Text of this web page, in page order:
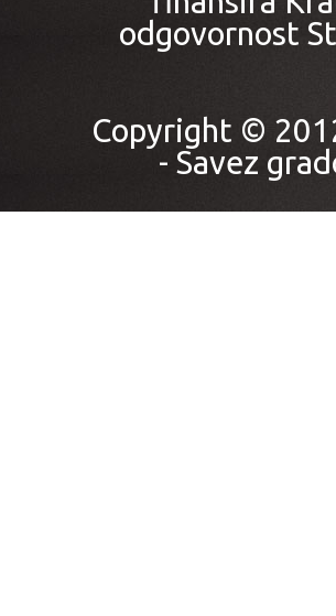
odgovornost
Copyright ©
- Savez